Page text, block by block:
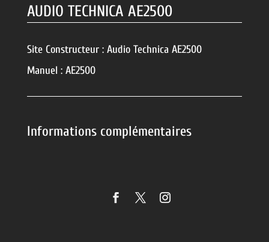
AUDIO TECHNICA AE2500
Site Constructeur : Audio Technica AE2500
Manuel : AE2500
Informations complémentaires